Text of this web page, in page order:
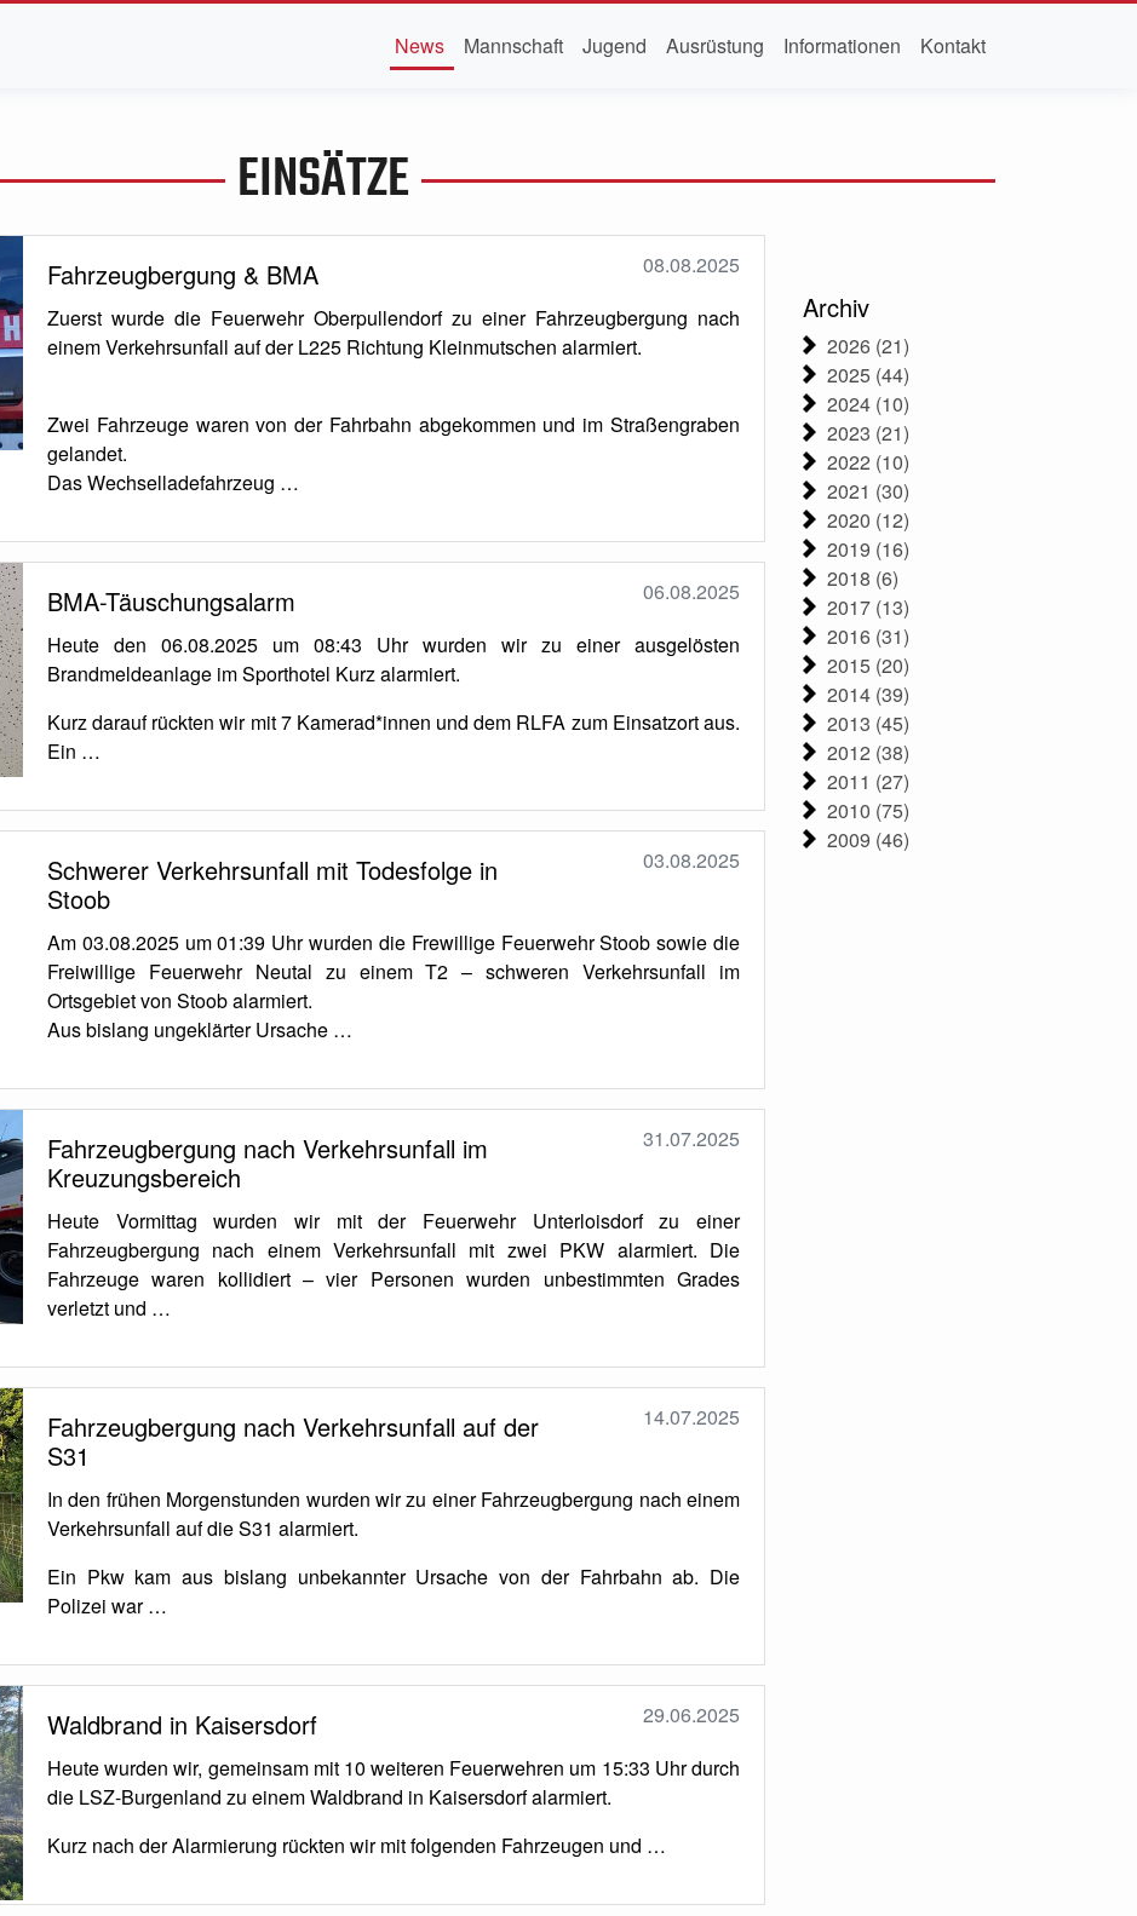
News Mannschaft Jugend Ausrüstung Informationen Kontakt
EINSÄTZE
Fahrzeugbergung & BMA
08.08.2025
Zuerst wurde die Feuerwehr Oberpullendorf zu einer Fahrzeugbergung nach
einem Verkehrsunfall auf der L225 Richtung Kleinmutschen alarmiert.
Zwei Fahrzeuge waren von der Fahrbahn abgekommen und im Straßengraben
gelandet.
Das Wechselladefahrzeug …
BMA-Täuschungsalarm
06.08.2025
Heute den 06.08.2025 um 08:43 Uhr wurden wir zu einer ausgelösten
Brandmeldeanlage im Sporthotel Kurz alarmiert.
Kurz darauf rückten wir mit 7 Kamerad*innen und dem RLFA zum Einsatzort aus.
Ein …
Schwerer Verkehrsunfall mit Todesfolge in
Stoob
03.08.2025
Am 03.08.2025 um 01:39 Uhr wurden die Frewillige Feuerwehr Stoob sowie die
Freiwillige Feuerwehr Neutal zu einem T2 – schweren Verkehrsunfall im
Ortsgebiet von Stoob alarmiert.
Aus bislang ungeklärter Ursache …
Fahrzeugbergung nach Verkehrsunfall im
Kreuzungsbereich
31.07.2025
Heute Vormittag wurden wir mit der Feuerwehr Unterloisdorf zu einer
Fahrzeugbergung nach einem Verkehrsunfall mit zwei PKW alarmiert. Die
Fahrzeuge waren kollidiert – vier Personen wurden unbestimmten Grades
verletzt und …
Fahrzeugbergung nach Verkehrsunfall auf der
S31
14.07.2025
In den frühen Morgenstunden wurden wir zu einer Fahrzeugbergung nach einem
Verkehrsunfall auf die S31 alarmiert.
Ein Pkw kam aus bislang unbekannter Ursache von der Fahrbahn ab. Die
Polizei war …
Waldbrand in Kaisersdorf
29.06.2025
Heute wurden wir, gemeinsam mit 10 weiteren Feuerwehren um 15:33 Uhr durch
die LSZ-Burgenland zu einem Waldbrand in Kaisersdorf alarmiert.
Kurz nach der Alarmierung rückten wir mit folgenden Fahrzeugen und …
Archiv
2026 (21)
2025 (44)
2024 (10)
2023 (21)
2022 (10)
2021 (30)
2020 (12)
2019 (16)
2018 (6)
2017 (13)
2016 (31)
2015 (20)
2014 (39)
2013 (45)
2012 (38)
2011 (27)
2010 (75)
2009 (46)